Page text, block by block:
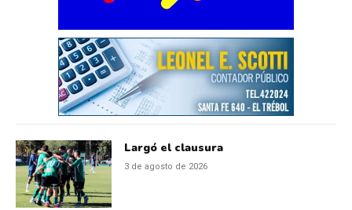
Largó el clausura
3 de agosto de 2026